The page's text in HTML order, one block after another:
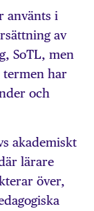
använts i
av
SoTL, men
termen har
och
akademiskt
lärare
över,